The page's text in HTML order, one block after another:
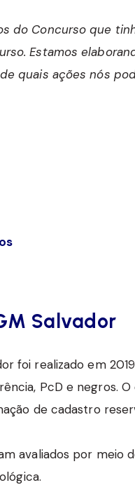
do Concurso que
Estamos
quais ações nós
Salvador
foi realizado em
PcD e negros.
de cadastro
avaliados por meio